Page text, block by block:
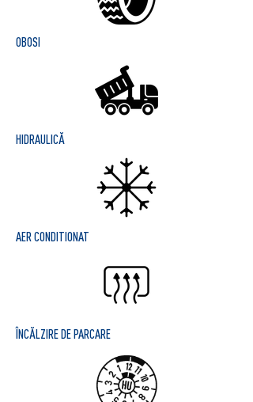
OBOSI
HIDRAULICĂ
AER CONDITIONAT
ÎNCĂLZIRE DE PARCARE